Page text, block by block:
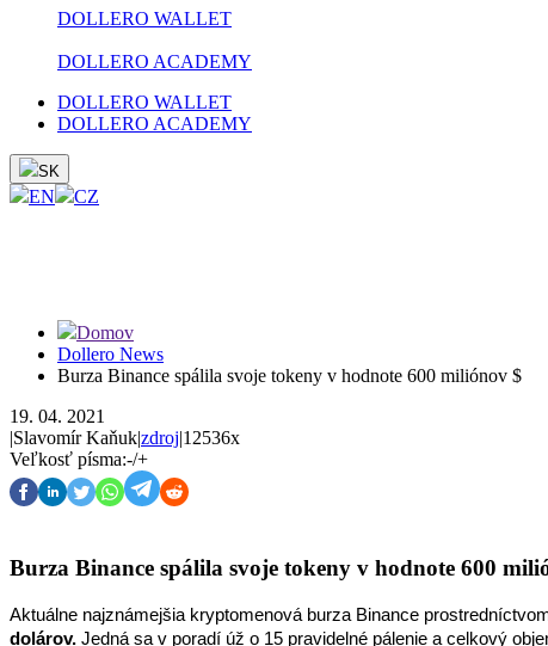
DOLLERO WALLET
DOLLERO ACADEMY
DOLLERO WALLET
DOLLERO ACADEMY
SK
EN CZ
Domov
Dollero News
Burza Binance spálila svoje tokeny v hodnote 600 miliónov $
19. 04. 2021
|Slavomír Kaňuk|zdroj|12536x
Veľkosť písma:-/+
Burza Binance spálila svoje tokeny v hodnote 600
Aktuálne najznámejšia kryptomenová burza Binance
dolárov. Jedná sa v poradí úž o 15 pravidelné pálenie a celkový